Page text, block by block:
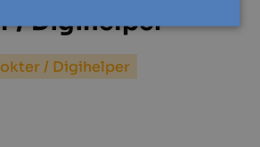
/ Digihelper
/ Digihelper